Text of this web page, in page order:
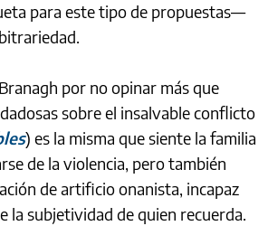
para este tipo de propuestas—
por no opinar más que
sobre el insalvable conflicto
) es la misma que siente la familia
de la violencia, pero también
de artificio onanista, incapaz
la subjetividad de quien recuerda.